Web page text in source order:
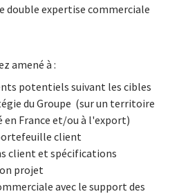
double expertise commerciale
amené à :
potentiels suivant les cibles
du Groupe (sur un territoire
en France et/ou à l'export)
client
client et spécifications
projet
avec le support des